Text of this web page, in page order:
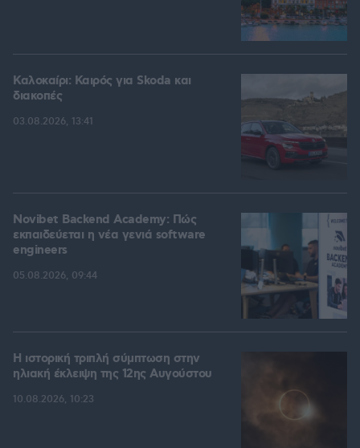
Καλοκαίρι: Καιρός για Skoda και
διακοπές
03.08.2026, 13:41
Novibet Backend Academy: Πώς
εκπαιδεύεται η νέα γενιά software
engineers
05.08.2026, 09:44
Η ιστορική τριπλή σύμπτωση στην
ηλιακή έκλειψη της 12ης Αυγούστου
10.08.2026, 10:23